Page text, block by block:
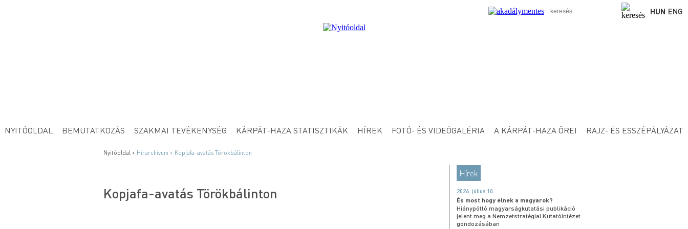
HUN ENG
NYITÓOLDAL BEMUTATKOZÁS SZAKMAI TEVÉKENYSÉG KÁRPÁT-HAZA STATISZTIKÁK HÍREK FOTÓ- ÉS VIDEÓGALÉRIA A KÁRPÁT-HAZA ŐREI RAJZ- ÉS ESSZÉPÁLYÁZAT
Nyitóoldal > Hírarchívum > Kopjafa-avatás Törökbálinton
Kopjafa-avatás Törökbálinton
Hírek
2026. július 10.
És most hogy élnek a magyarok?
Hiánypótló magyarságkutatási publikáció
jelent meg a Nemzetstratégiai Kutatóintézet
gondozásában